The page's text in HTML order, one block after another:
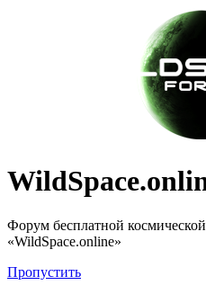
Форум бесплатной
«WildSpace.online»
Пропустить